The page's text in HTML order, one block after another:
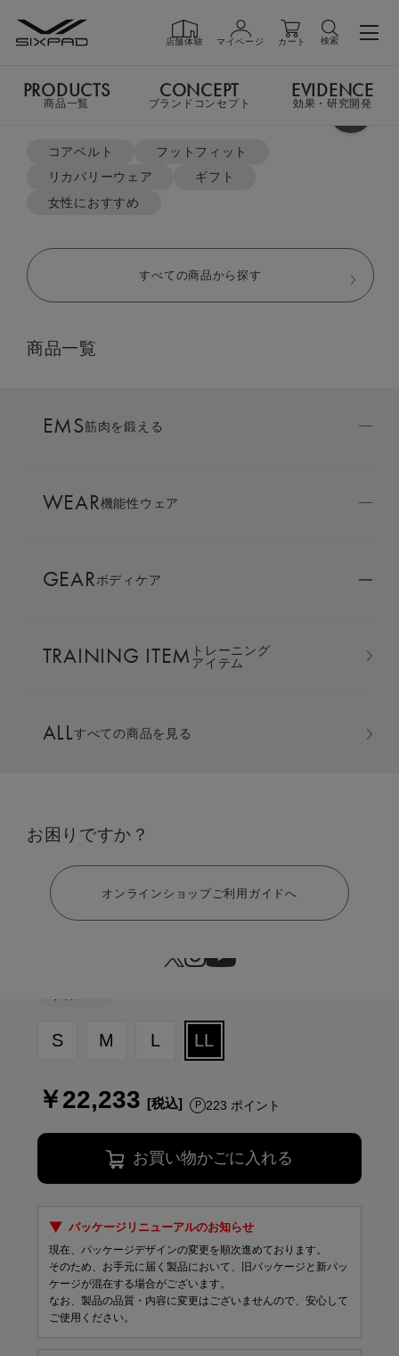
店舗体験 マイページ カート 検索
PRODUCTS商品一覧
GIFT ギフト
LIVE SHOPPING
AMBASSADOR
SIXPAD APP
COLUMN
LARGE ORDER ⼤⼝注⽂窓⼝
MULTI EMS
よく検索されているキーワード
コアベルト
フットフィット
リカバリーウェア
ギフト
女性におすすめ
すべての商品から探す
商品一覧
EMS筋肉を鍛える
WEAR機能性ウェア
GEARボディケア
TRAINING ITEM トレーニング
アイテム
ALLすべての商品を見る
お困りですか？
オンラインショップご利用ガイドへ
PRODUCTS
商品一覧
CONCEPT
ブランドコンセプト
EVIDENCE
効果・研究開発
ツ 上下セット
S M L LL
￥22,233 223 ポイント
お買い物かごに入れる
パッケージリニューアルのお知らせ
現在、パッケージデザインの変更を順次進めております。
そのため、お手元に届く製品において、旧パッケージと新パッ
ケージが混在する場合がございます。
なお、製品の品質・内容に変更はございませんので、安心して
ご使用ください。